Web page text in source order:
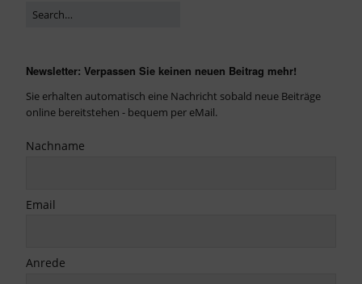
Newsletter: Verpassen Sie keinen neuen Beitrag mehr!
Sie erhalten automatisch eine Nachricht sobald neue Beiträge
online bereitstehen - bequem per eMail.
Nachname
Email
Anrede